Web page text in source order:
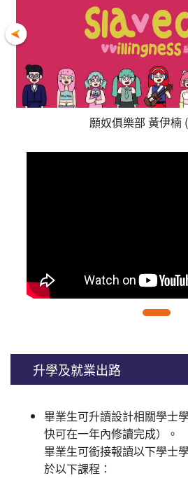
願奴俱樂部 黃伊楠
升學及就業出路
畢業生可升讀設計相關學士
快可在一年內修讀完成）。
畢業生可銜接報讀以下學士
於以下課程：